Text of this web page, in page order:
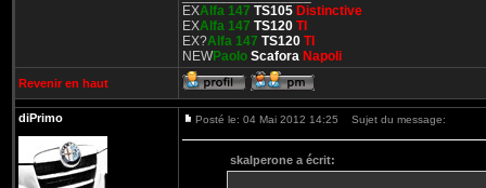
EXAlfa 147 TS105 Distinctive
EXAlfa 147 TS120 TI
EX?Alfa 147 TS120 TI
NEWPaolo Scafora Napoli
Revenir en haut
diPrimo Posté le: 04 Mai 2012 14:25 Sujet du message:
skalperone a écrit: